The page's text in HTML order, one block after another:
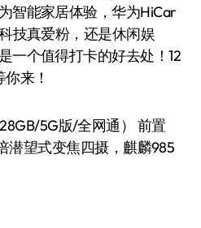
智能家居体验，华为HiCar
技真爱粉，还是休闲娱
一个值得打卡的好去处！12
来！
5G版/全网通） 前置
潜望式变焦四摄，麒麟985